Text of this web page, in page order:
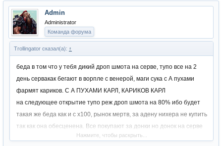
Admin
Administrator
Команда форума
Trollingator сказал(а): ↑
беда в том что у тебя дикий дроп шмота на серве, тупо все на 2
день сервакак бегают в ворпле с венерой, маги сука с А пухами
фармят кариков. С А ПУХАМИ КАРЛ, КАРИКОВ КАРЛ
на следующее открытие тупо реж дроп шмота на 80% ибо будет
такая же беда как и с х100, рынок мертв, за адену нихера не купить
так как она обесценена. Все покупают за донки но донок на серве
нет так как ну никто не будет донатить сюда по 1к+ а с твт и
Нажмите, чтобы раскрыть...